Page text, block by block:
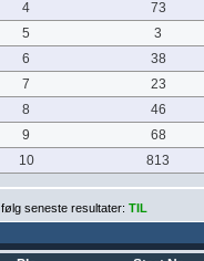
4
73
5
3
6
38
7
23
8
46
9
68
10
813
følg seneste resultater: TIL